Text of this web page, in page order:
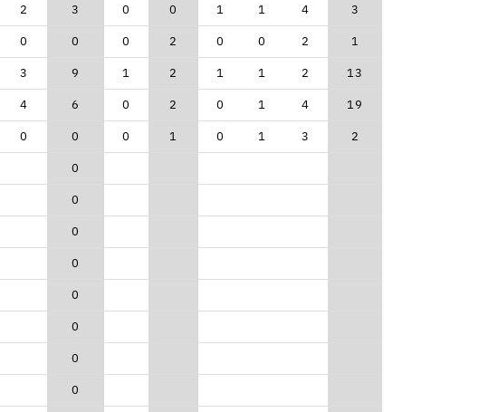
2 3 0 0 1 1 4 3
0 0 0 2 0 0 2 1
3 9 1 2 1 1 2 13
4 6 0 2 0 1 4 19
0 0 0 1 0 1 3 2
0
0
0
0
0
0
0
0